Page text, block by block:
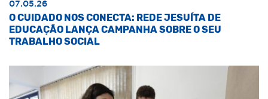
07.05.26
O CUIDADO NOS CONECTA: REDE JESUÍTA DE
EDUCAÇÃO LANÇA CAMPANHA SOBRE O SEU
TRABALHO SOCIAL